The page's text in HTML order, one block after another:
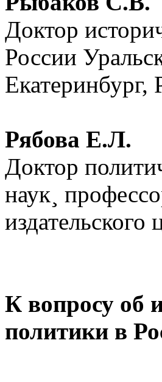
Доктор
России
Екатеринбург,
Рябова Е.Л.
Доктор
наук¸
К вопросу об
политики в